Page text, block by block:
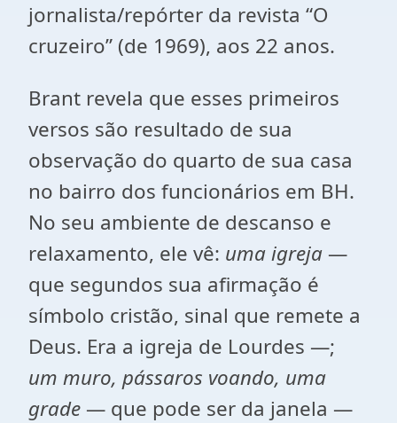
jornalista/repórter da revista “O
cruzeiro” (de 1969), aos 22 anos.
Brant revela que esses primeiros
versos são resultado de sua
observação do quarto de sua casa
no bairro dos funcionários em BH.
No seu ambiente de descanso e
relaxamento, ele vê: uma igreja —
que segundos sua afirmação é
símbolo cristão, sinal que remete a
Deus. Era a igreja de Lourdes —;
um muro, pássaros voando, uma
grade — que pode ser da janela —